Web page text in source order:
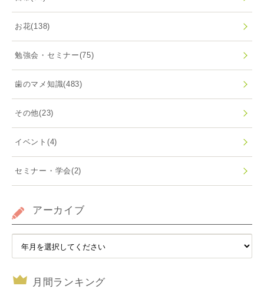
お花(138)
勉強会・セミナー(75)
歯のマメ知識(483)
その他(23)
イベント (4)
セミナー・学会(2)
アーカイブ
月間ランキング